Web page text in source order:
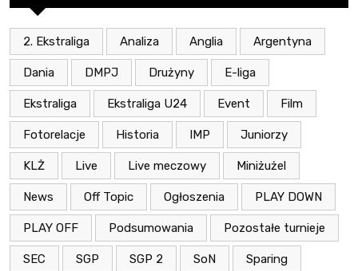
2. Ekstraliga Analiza Anglia Argentyna
Dania DMPJ Drużyny E-liga
Ekstraliga Ekstraliga U24 Event Film
Fotorelacje Historia IMP Juniorzy
KLŻ Live Live meczowy Miniżużel
News Off Topic Ogłoszenia PLAY DOWN
PLAY OFF Podsumowania Pozostałe turnieje
SEC SGP SGP 2 SoN Sparing